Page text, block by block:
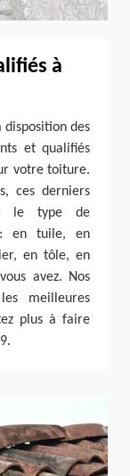
à
des
et qualifiés
votre toiture.
ces derniers
le type de
: en tuile, en
en tôle, en
avez. Nos
meilleures
plus à faire